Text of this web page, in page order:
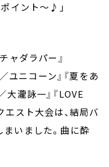
ポイント～♪」
ャダラパー』
ユニコーン』『夏をあ
大瀧詠一』『LOVE
エスト大会は、結局バ
いました。曲に酔